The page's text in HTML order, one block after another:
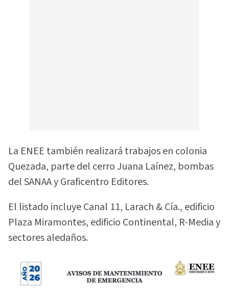
La ENEE también realizará trabajos en colonia
Quezada, parte del cerro Juana Laínez, bombas
del SANAA y Graficentro Editores.
El listado incluye Canal 11, Larach & Cía., edificio
Plaza Miramontes, edificio Continental, R-Media y
sectores aledaños.